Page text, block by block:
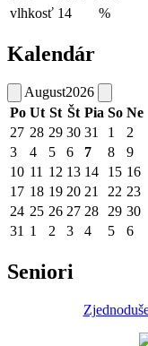
vlhkosť 14 %
Kalendár
August2026
Po Ut St Št Pia So Ne
27 28 29 30 31 1
2
3
4 5 6 7 8
9
10 11 12 13 14 15 16
17 18 19 20 21 22 23
24 25 26 27 28 29 30
31 1 2 3 4 5 6
Seniori